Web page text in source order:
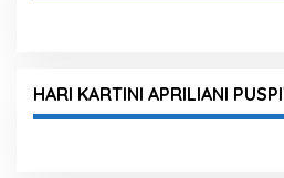
HARI KARTINI APRILIANI